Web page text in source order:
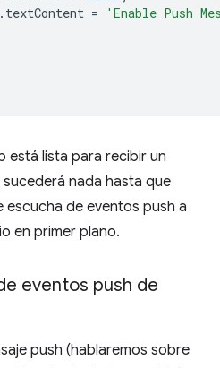
. textContent =
'Enable Push
está lista para recibir un
nada hasta que
de eventos push a
en primer plano.
eventos push de
push (hablaremos sobre